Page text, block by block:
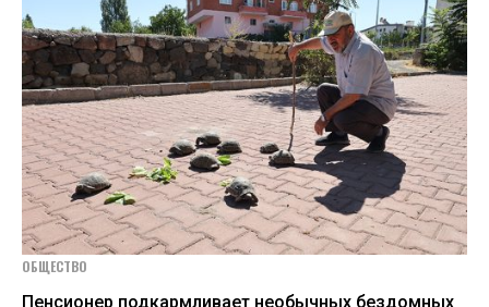
ОБЩЕСТВО
Пенсионер подкармливает необычных бездомных